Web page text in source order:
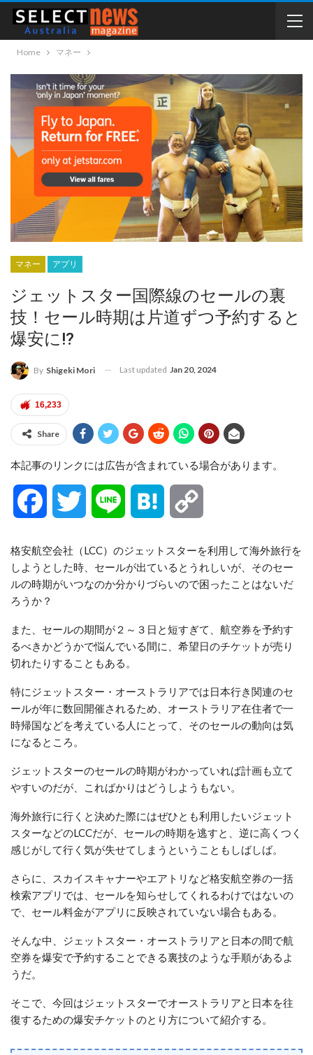
Home マネー
マネー アプリ
ジェットスター国際線のセールの裏
技！セール時期は片道ずつ予約すると
爆安に!?
By Shigeki Mori Last updated Jan 20, 2024
16,233
Share
本記事のリンクには広告が含まれている場合があります。
Facebook Twitter Line Hatena
格安航空会社（LCC）のジェットスターを利用して海外旅行を
しようとした時、セールが出ているとうれしいが、そのセー
ルの時期がいつなのか分かりづらいので困ったことはないだ
ろうか？
また、セールの期間が２～３日と短すぎて、航空券を予約す
るべきかどうかで悩んでいる間に、希望日のチケットが売り
切れたりすることもある。
特にジェットスター・オーストラリアでは日本行き関連のセ
ールが年に数回開催されるため、オーストラリア在住者で一
時帰国などを考えている人にとって、そのセールの動向は気
になるところ。
ジェットスターのセールの時期がわかっていれば計画も立て
やすいのだが、こればかりはどうしようもない。
海外旅行に行くと決めた際にはぜひとも利用したいジェット
スターなどのLCCだが、セールの時期を逃すと、逆に高くつく
感じがして行く気が失せてしまうということもしばしば。
さらに、スカイスキャナーやエアトリなど格安航空券の一括
検索アプリでは、セールを知らせしてくれるわけではないの
で、セール料金がアプリに反映されていない場合もある。
そんな中、ジェットスター・オーストラリアと日本の間で航
空券を爆安で予約することできる裏技のような手順があるよ
うだ。
そこで、今回はジェットスターでオーストラリアと日本を往
復するための爆安チケットのとり方について紹介する。